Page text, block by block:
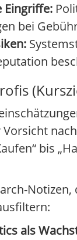
Eingriffe:
bei
bis
als